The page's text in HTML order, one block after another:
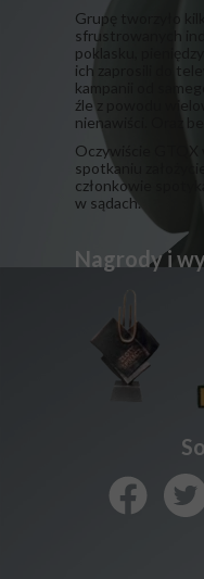
Grupę tworzyło
sfrustrowanych
poklasku, pieniędzy
ich zaprosili do
kampanii od
źle z powodu
nienawiści. Oraz
​Oczywiście GTQX
spotkaniu
członkowie
w sądach.
Nagrody i